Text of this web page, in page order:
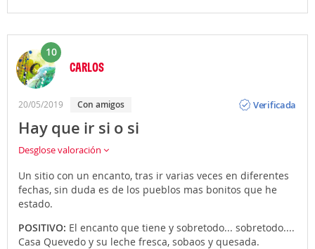
10
CARLOS
20/05/2019 Con amigos
Verificada
Hay que ir si o si
Desglose valoración
Un sitio con un encanto, tras ir varias veces en diferentes
fechas, sin duda es de los pueblos mas bonitos que he
estado.
POSITIVO: El encanto que tiene y sobretodo... sobretodo....
Casa Quevedo y su leche fresca, sobaos y quesada.